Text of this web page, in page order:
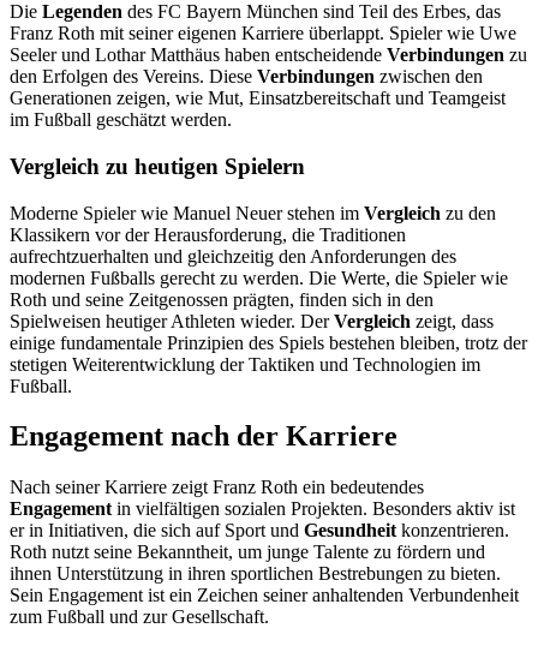
Die Legenden des FC Bayern München sind Teil des Erbes, das
Franz Roth mit seiner eigenen Karriere überlappt. Spieler wie Uwe
Seeler und Lothar Matthäus haben entscheidende Verbindungen zu
den Erfolgen des Vereins. Diese Verbindungen zwischen den
Generationen zeigen, wie Mut, Einsatzbereitschaft und Teamgeist
im Fußball geschätzt werden.
Vergleich zu heutigen Spielern
Moderne Spieler wie Manuel Neuer stehen im Vergleich zu den
Klassikern vor der Herausforderung, die Traditionen
aufrechtzuerhalten und gleichzeitig den Anforderungen des
modernen Fußballs gerecht zu werden. Die Werte, die Spieler wie
Roth und seine Zeitgenossen prägten, finden sich in den
Spielweisen heutiger Athleten wieder. DerVergleich zeigt, dass
einige fundamentale Prinzipien des Spiels bestehen bleiben, trotz der
stetigen Weiterentwicklung der Taktiken und Technologien im
Fußball.
Engagement nach der Karriere
Nach seiner Karriere zeigt Franz Roth ein bedeutendes
Engagement in vielfältigen sozialen Projekten. Besonders aktiv ist
er in Initiativen, die sich auf Sport und Gesundheit konzentrieren.
Roth nutzt seine Bekanntheit, um junge Talente zu fördern und
ihnen Unterstützung in ihren sportlichen Bestrebungen zu bieten.
Sein Engagement ist ein Zeichen seiner anhaltenden Verbundenheit
zum Fußball und zur Gesellschaft.